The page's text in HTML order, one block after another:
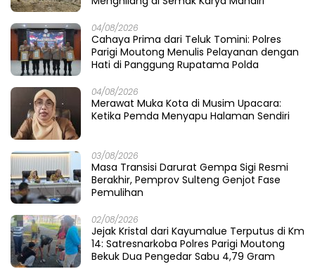
04/08/2026
Cahaya Prima dari Teluk Tomini: Polres
Parigi Moutong Menulis Pelayanan dengan
Hati di Panggung Rupatama Polda
04/08/2026
Merawat Muka Kota di Musim Upacara:
Ketika Pemda Menyapu Halaman Sendiri
03/08/2026
Masa Transisi Darurat Gempa Sigi Resmi
Berakhir, Pemprov Sulteng Genjot Fase
Pemulihan
02/08/2026
Jejak Kristal dari Kayumalue Terputus di Km
14: Satresnarkoba Polres Parigi Moutong
Bekuk Dua Pengedar Sabu 4,79 Gram